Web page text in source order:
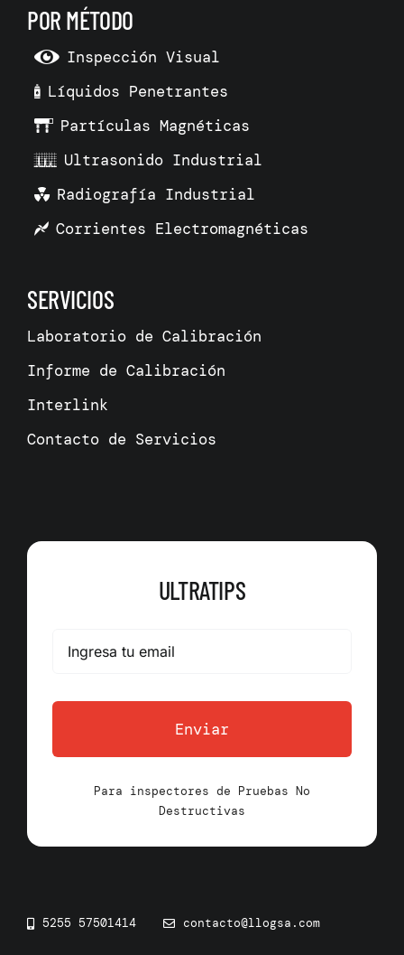
POR MÉTODO
Inspección Visual
Líquidos Penetrantes
Partículas Magnéticas
Ultrasonido Industrial
Radiografía Industrial
Corrientes Electromagnéticas
SERVICIOS
Laboratorio de Calibración
Informe de Calibración
Interlink
Contacto de Servicios
ULTRATIPS
Enviar
Para inspectores de Pruebas No
Destructivas
5255 57501414 contacto@llogsa.com